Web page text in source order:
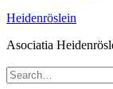
Heidenröslein
Asociatia
Search
for: